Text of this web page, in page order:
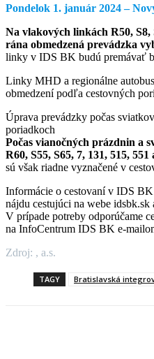
Pondelok 1. január 2024 –
Na vlakových linkách R50, S8,
rána obmedzená prevádzka
linky v IDS BK budú premávať
Linky MHD a regionálne
obmedzení podľa cestovných
Úprava prevádzky počas
poriadkoch
Počas vianočných prázdnin a
R60, S55, S65, 7, 131, 515, 551
sú však riadne vyznačené v
Informácie o cestovaní v IDS
nájdu cestujúci na webe
V prípade potreby odporúčame
na InfoCentrum IDS BK e-
Zdroj: , a.s.
TAGY Bratislavská